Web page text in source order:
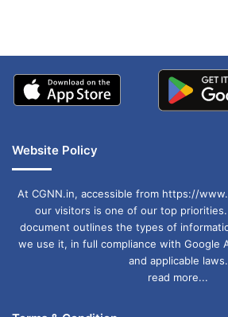
Website Policy
At CGNN.in, accessible from https://
our visitors is one of our top priorities.
document outlines the types of
we use it, in full compliance with Google
and applicable laws.
read more...